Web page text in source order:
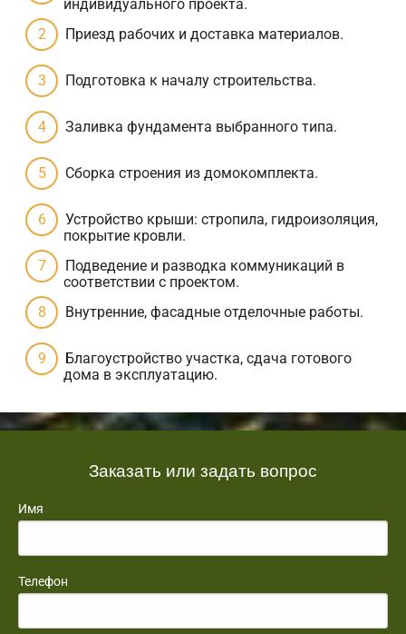
индивидуального проекта.
Приезд рабочих и доставка материалов.
Подготовка к началу строительства.
Заливка фундамента выбранного типа.
Сборка строения из домокомплекта.
Устройство крыши: стропила, гидроизоляция,
покрытие кровли.
Подведение и разводка коммуникаций в
соответствии с проектом.
Внутренние, фасадные отделочные работы.
Благоустройство участка, сдача готового
дома в эксплуатацию.
Заказать или задать вопрос
Имя
Телефон